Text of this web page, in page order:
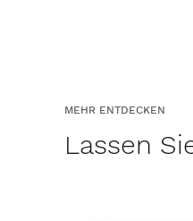
MEHR ENTDECKEN
Lassen